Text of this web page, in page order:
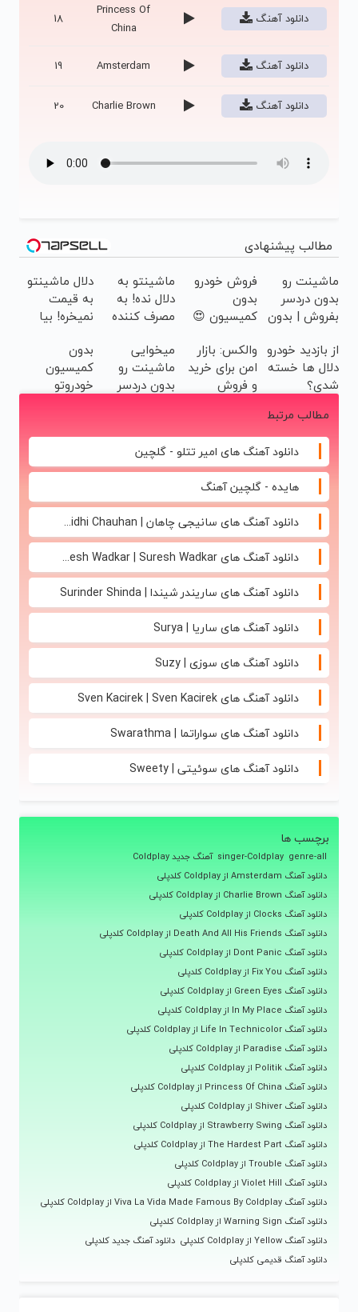
18
Princess Of
China
دانلود آهنگ
19 Amsterdam دانلود آهنگ
20 Charlie Brown دانلود آهنگ
مطالب پیشنهادی
ماشینت رو
بدون دردسر
بفروش | بدون
فروش خودرو
بدون
کمیسیون 😍
ماشینتو به
دلال نده! به
مصرف کننده
پاسخ به یک
تماس
دلال ماشینتو
به قیمت
نمیخره! بیا
قیمت
بفروش*فقط
خریدار واقعی*
از بازدید خودرو
دلال ها خسته
شدی؟
اطلاعات
ماشینت رو
اینجا ثبت کن
والکس: بازار
امن برای خرید
و فروش
میخوایی
ماشینت رو
بدون دردسر
کمیسیون
بدون
کمیسیون
خودروتو
مطالب مرتبط
دانلود آهنگ های امیر تتلو - گلچین
هایده - گلچین آهنگ
دانلود آهنگ های سانیجی چاهان | Sunidhi Chauhan
دانلود آهنگ های Suresh Wadkar | Suresh Wadkar
دانلود آهنگ های ساریندر شیندا | Surinder Shinda
دانلود آهنگ های ساریا | Surya
دانلود آهنگ های سوزی | Suzy
دانلود آهنگ های Sven Kacirek | Sven Kacirek
دانلود آهنگ های سواراتما | Swarathma
دانلود آهنگ های سوئیتی | Sweety
برچسب ها
genre-all
singer-Coldplay آهنگ جدید Coldplay
دانلود آهنگ Amsterdam از Coldplay کلدپلی
دانلود آهنگ Charlie Brown از Coldplay کلدپلی
دانلود آهنگ Clocks از Coldplay کلدپلی
دانلود آهنگ Death And All His Friends از Coldplay کلدپلی
دانلود آهنگ Dont Panic از Coldplay کلدپلی
دانلود آهنگ Fix You از Coldplay کلدپلی
دانلود آهنگ Green Eyes از Coldplay کلدپلی
دانلود آهنگ In My Place از Coldplay کلدپلی
دانلود آهنگ Life In Technicolor از Coldplay کلدپلی
دانلود آهنگ Paradise از Coldplay کلدپلی
دانلود آهنگ Politik از Coldplay کلدپلی
دانلود آهنگ Princess Of China از Coldplay کلدپلی
دانلود آهنگ Shiver از Coldplay کلدپلی
دانلود آهنگ Strawberry Swing از Coldplay کلدپلی
دانلود آهنگ The Hardest Part از Coldplay کلدپلی
دانلود آهنگ Trouble از Coldplay کلدپلی
دانلود آهنگ Violet Hill از Coldplay کلدپلی
دانلود آهنگ Viva La Vida Made Famous By Coldplay از Coldplay کلدپلی
دانلود آهنگ Warning Sign از Coldplay کلدپلی
دانلود آهنگ Yellow از Coldplay کلدپلی
دانلود آهنگ جدید کلدپلی
دانلود آهنگ قدیمی کلدپلی